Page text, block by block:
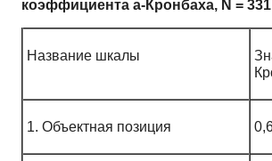
коэффициента а-Кронбаха, N = 331
Название шкалы
1. Объектная позиция